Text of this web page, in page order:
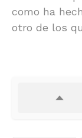
como ha
otro de los